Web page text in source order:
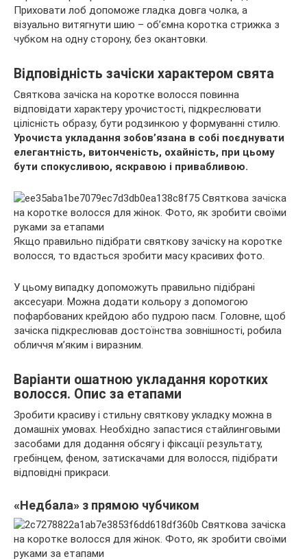
Приховати лоб допоможе гладка довга чолка, а
візуально витягнути шию – об’ємна коротка стрижка з
чубком на одну сторону, без окантовки.
Відповідність зачіски характером свята
Святкова зачіска на коротке волосся повинна
відповідати характеру урочистості, підкреслювати
цілісність образу, бути родзинкою у формуванні стилю.
Урочиста укладання зобов’язана в собі поєднувати
елегантність, витонченість, охайність, при цьому
бути спокусливою, яскравою і привабливою.
Якщо правильно підібрати святкову зачіску на коротке
волосся, то вдасться зробити масу красивих фото.
У цьому випадку допоможуть правильно підібрані
аксесуари. Можна додати кольору з допомогою
пофарбованих крейдою або пудрою пасм. Головне, щоб
зачіска підкреслював достоїнства зовнішності, робила
обличчя м’яким і виразним.
Варіанти ошатною укладання коротких
волосся. Опис за етапами
Зробити красиву і стильну святкову укладку можна в
домашніх умовах. Необхідно запастися стайлинговыми
засобами для додання обсягу і фіксації результату,
гребінцем, феном, затискачами для волосся, підібрати
відповідні прикраси.
«Недбала» з прямою чубчиком